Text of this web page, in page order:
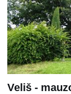
Veliš -